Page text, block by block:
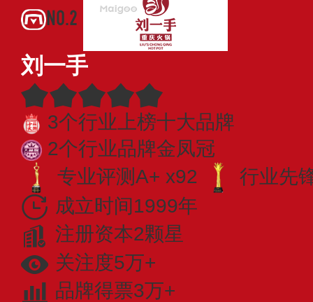
NO.2
刘一手
3个行业上榜十大品牌
2个行业品牌金凤冠
专业评测A+ x92
行业先
成立时间1999年
注册资本2颗星
关注度5万+
品牌得票3万+